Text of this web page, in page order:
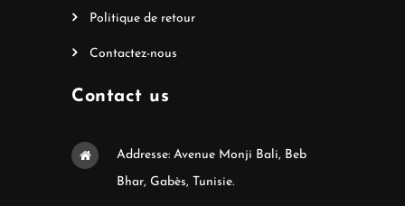
Politique de retour
Contactez-nous
Contact us
Addresse: Avenue Monji Bali, Beb
Bhar, Gabès, Tunisie.